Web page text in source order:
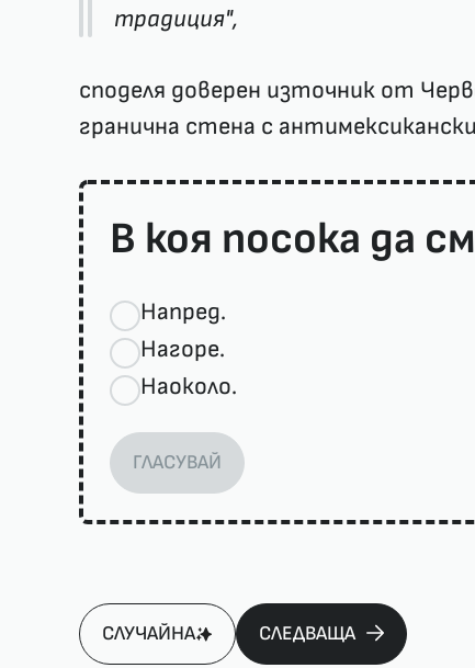
традиция",
споделя доверен източник от
гранична стена с
В коя посока да
Напред.
Нагоре.
Наоколо.
ГЛАСУВАЙ
СЛУЧАЙНА СЛЕДВАЩА